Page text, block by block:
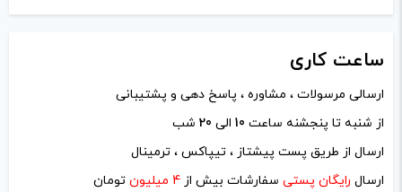
ساعت کاری
ارسالی مرسولات ، مشاوره ، پاسخ دهی و پشتیبانی
از شنبه تا پنجشنه ساعت 10 الی 20 شب
ارسال از طریق پست پیشتاز ، تیپاکس ، ترمینال
ارسال رایگان پستی سفارشات بیش از 4 میلیون تومان